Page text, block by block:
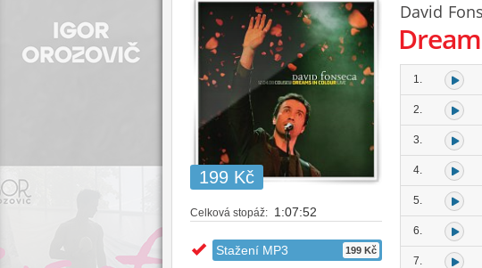
199 Kč
Celková stopáž: 1:07:52
Stažení MP3 199 Kč
David
1.
2.
3.
4.
5.
6.
7.